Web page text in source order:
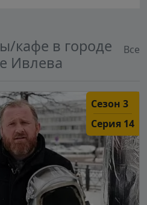
Все
кафе в городе
Ивлева
Сезон 3
Серия 14